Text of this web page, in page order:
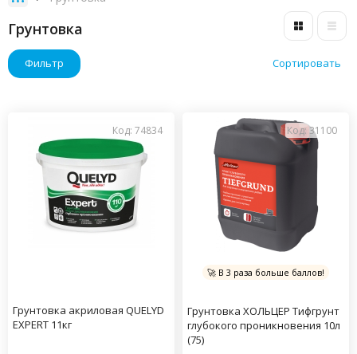
Грунтовка
Фильтр Сортировать
Код: 74834
Грунтовка акриловая QUELYD
EXPERT 11кг
Код: 31100
🚀 В 3 раза больше баллов!
Грунтовка ХОЛЬЦЕР Тифгрунт
глубокого проникновения 10л
(75)